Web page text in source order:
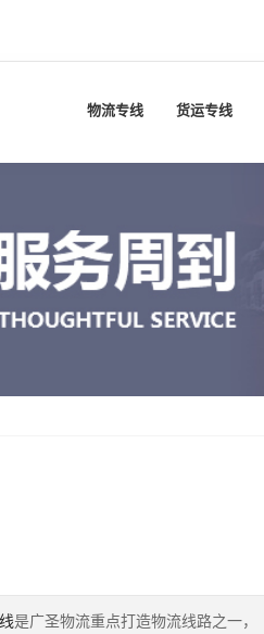
物流专线 货运专线
是广圣物流重点打造物流线路之一，